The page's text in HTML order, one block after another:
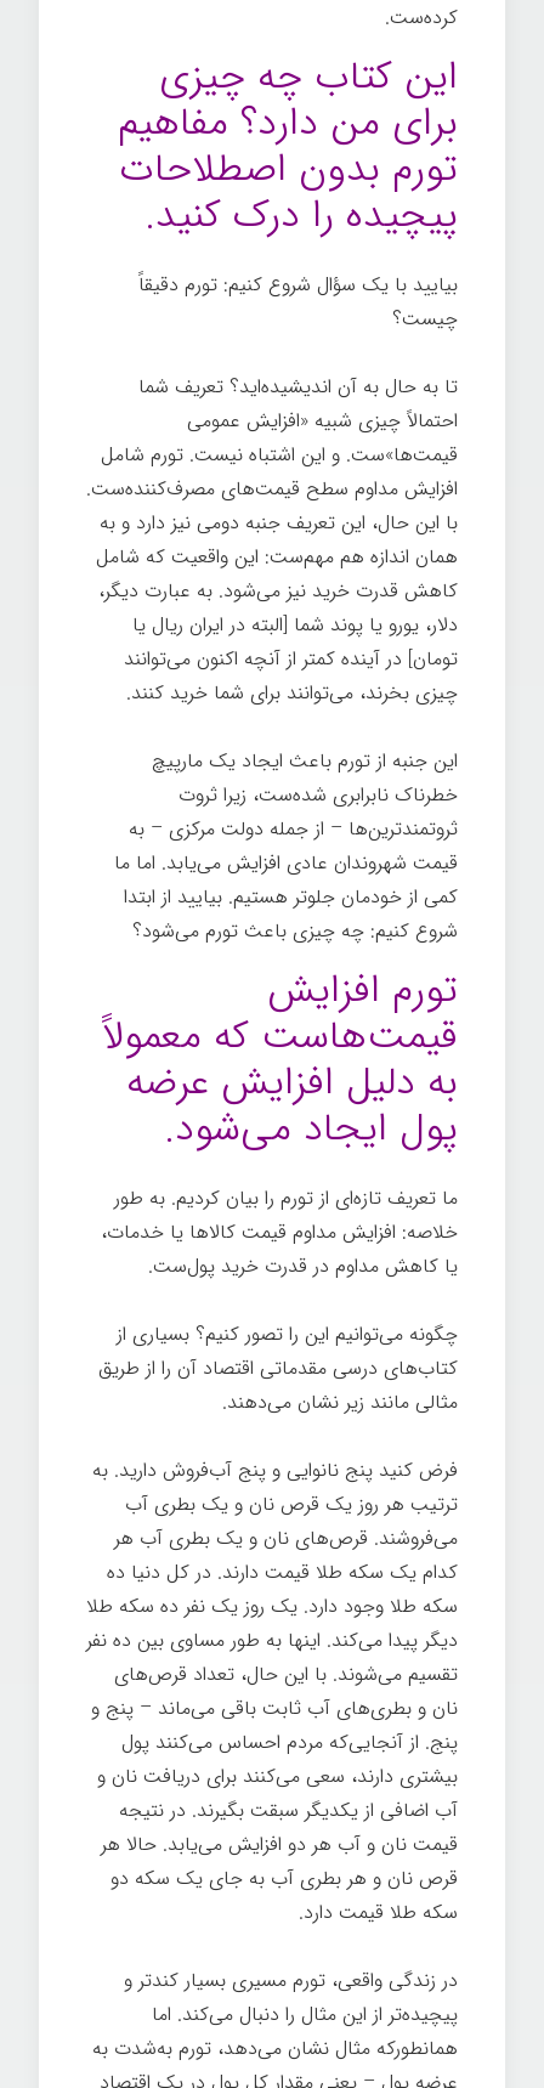
کرده‌ست.
این کتاب چه چیزی
برای من دارد؟ مفاهیم
تورم بدون اصطلاحات
پیچیده را درک کنید.
بیایید با یک سؤال شروع کنیم: تورم دقیقاً
چیست؟
تا به حال به آن اندیشیده‌اید؟ تعریف شما
احتمالاً چیزی شبیه «افزایش عمومی
قیمت‌ها»ست. و این اشتباه نیست. تورم شامل
افزایش مداوم سطح قیمت‌های مصرف‌کننده‌ست.
با این حال، این تعریف جنبه دومی نیز دارد و به
همان اندازه هم مهم‌ست: این واقعیت که شامل
کاهش قدرت خرید نیز می‌شود. به عبارت دیگر،
دلار، یورو یا پوند شما [البته در ایران ریال یا
تومان] در آینده کمتر از آنچه اکنون می‌توانند
چیزی بخرند، می‌توانند برای شما خرید کنند.
این جنبه از تورم باعث ایجاد یک مارپیچ
خطرناک نابرابری شده‌ست، زیرا ثروت
ثروتمندترین‌ها – از جمله دولت مرکزی – به
قیمت شهروندان عادی افزایش می‌یابد. اما ما
کمی از خودمان جلوتر هستیم. بیایید از ابتدا
شروع کنیم: چه چیزی باعث تورم می‌شود؟
تورم افزایش
قیمت‌هاست که معمولاً
به دلیل افزایش عرضه
پول ایجاد می‌شود.
ما تعریف تازه‌ای از تورم را بیان کردیم. به طور
خلاصه: افزایش مداوم قیمت کالاها یا خدمات،
یا کاهش مداوم در قدرت خرید پول‌ست.
چگونه می‌توانیم این را تصور کنیم؟ بسیاری از
کتاب‌های درسی مقدماتی اقتصاد آن را از طریق
مثالی مانند زیر نشان می‌دهند.
فرض کنید پنج نانوایی و پنج آب‌فروش دارید. به
ترتیب هر روز یک قرص نان و یک بطری آب
می‌فروشند. قرص‌های نان و یک بطری آب هر
کدام یک سکه طلا قیمت دارند. در کل دنیا ده
سکه طلا وجود دارد. یک روز یک نفر ده سکه طلا
دیگر پیدا می‌کند. اینها به طور مساوی بین ده نفر
تقسیم می‌شوند. با این حال، تعداد قرص‌های
نان و بطری‌های آب ثابت باقی می‌ماند – پنج و
پنج. از آنجایی‌که مردم احساس می‌کنند پول
بیشتری دارند، سعی می‌کنند برای دریافت نان و
آب اضافی از یکدیگر سبقت بگیرند. در نتیجه
قیمت نان و آب هر دو افزایش می‌یابد. حالا هر
قرص نان و هر بطری آب به جای یک سکه دو
سکه طلا قیمت دارد.
در زندگی واقعی، تورم مسیری بسیار کندتر و
پیچیده‌تر از این مثال را دنبال می‌کند. اما
همانطورکه مثال نشان می‌دهد، تورم به‌شدت به